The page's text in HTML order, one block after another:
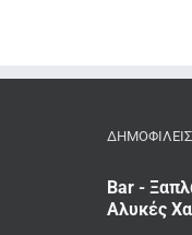
Bar -
Αλυκές